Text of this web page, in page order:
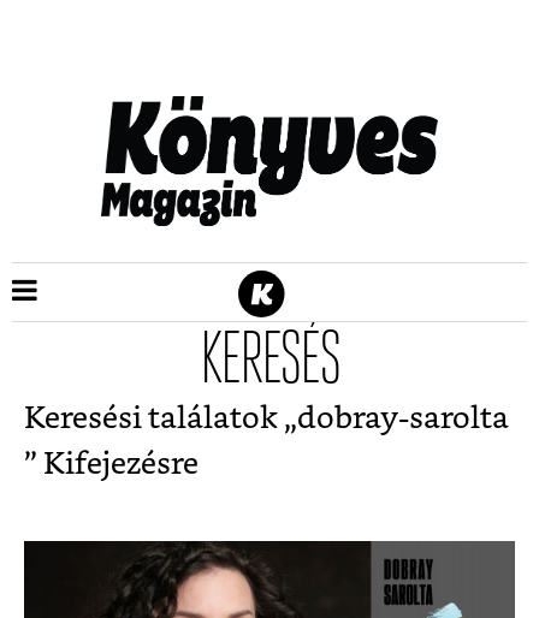
KERESÉS
Keresési találatok „dobray-sarolta
” Kifejezésre